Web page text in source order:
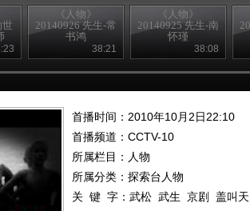
世
《人物》
20140926 先生-常
书鸿
38:21
《人物》
20140925 先生-南
怀瑾
38:08
首播时间：2010年10月2日22:10
首播频道： CCTV-10
所属栏目： 人物
所属分类：探索台人物
关 键 字： 武松 武生 京剧 盖叫天